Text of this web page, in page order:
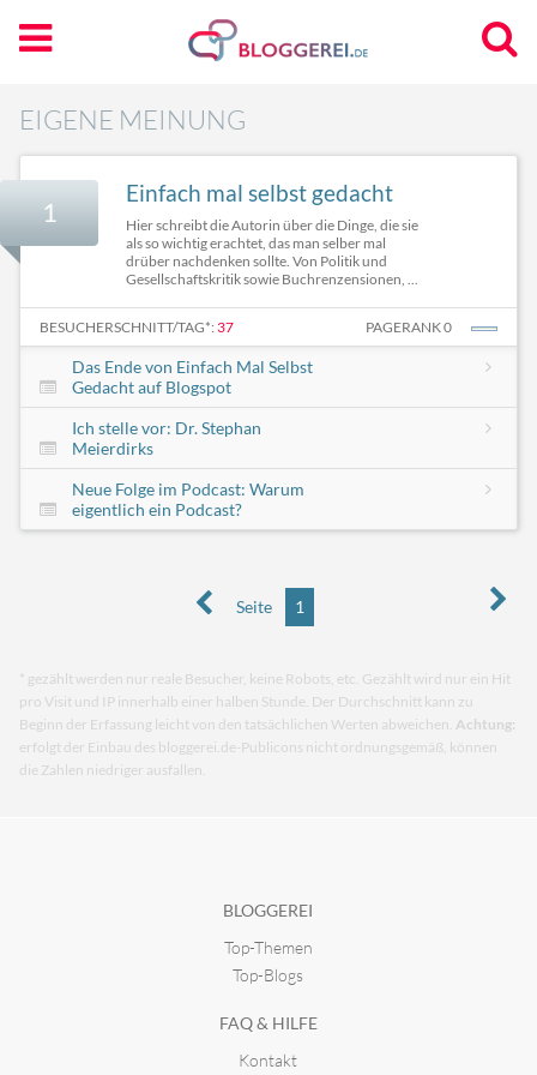
EIGENE MEINUNG
1
Einfach mal selbst gedacht
Hier schreibt die Autorin über die Dinge, die sie
als so wichtig erachtet, das man selber mal
drüber nachdenken sollte. Von Politik und
Gesellschaftskritik sowie Buchrenzensionen, ...
BESUCHERSCHNITT/TAG*: 37 PAGERANK 0
Das Ende von Einfach Mal Selbst
Gedacht auf Blogspot
Ich stelle vor: Dr. Stephan
Meierdirks
Neue Folge im Podcast: Warum
eigentlich ein Podcast?
Seite 1
* gezählt werden nur reale Besucher, keine Robots, etc. Gezählt wird nur ein Hit
pro Visit und IP innerhalb einer halben Stunde. Der Durchschnitt kann zu
Beginn der Erfassung leicht von den tatsächlichen Werten abweichen. Achtung:
erfolgt der Einbau des bloggerei.de-Publicons nicht ordnungsgemäß, können
die Zahlen niedriger ausfallen.
BLOGGEREI
Top-Themen
Top-Blogs
FAQ & HILFE
Kontakt